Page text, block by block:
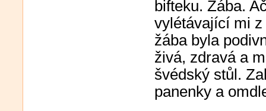
bifteku. Žába.
vylétávající mi
žába byla
živá, zdravá a
švédský stůl.
panenky a